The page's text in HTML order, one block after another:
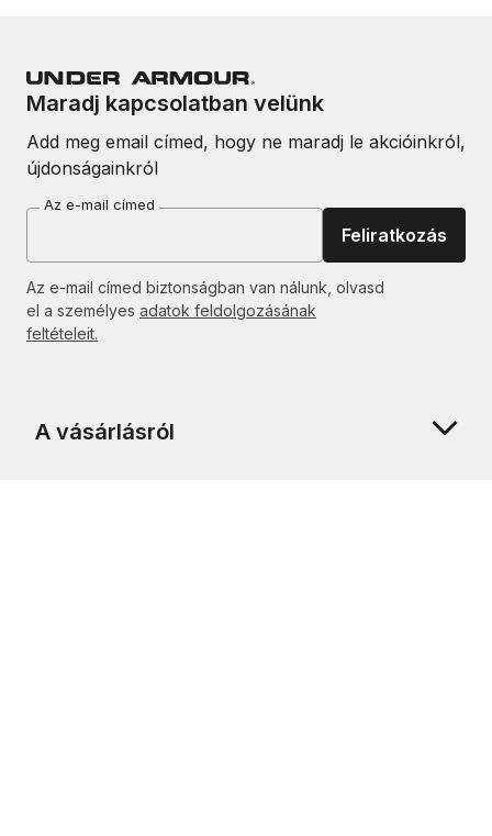
Maradj kapcsolatban velünk
Add meg email címed, hogy ne maradj le akcióinkról,
újdonságainkról
Az e-mail címed
Feliratkozás
Az e-mail címed biztonságban van nálunk, olvasd
el a személyes adatok feldolgozásának
feltételeit.
A vásárlásról